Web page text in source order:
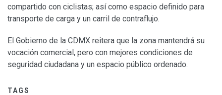
compartido con ciclistas; así como espacio definido para
transporte de carga y un carril de contraflujo.
El Gobierno de la CDMX reitera que la zona mantendrá su
vocación comercial, pero con mejores condiciones de
seguridad ciudadana y un espacio público ordenado.
TAGS